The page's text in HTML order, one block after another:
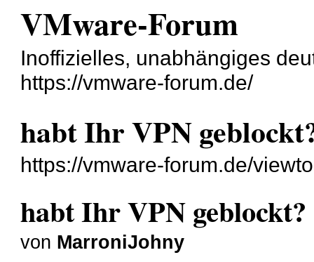
VMware-Forum
Inoffizielles, unabhängiges
https://vmware-forum.de/
habt Ihr VPN
https://vmware-forum.de/
habt Ihr VPN geblockt?
von MarroniJohny